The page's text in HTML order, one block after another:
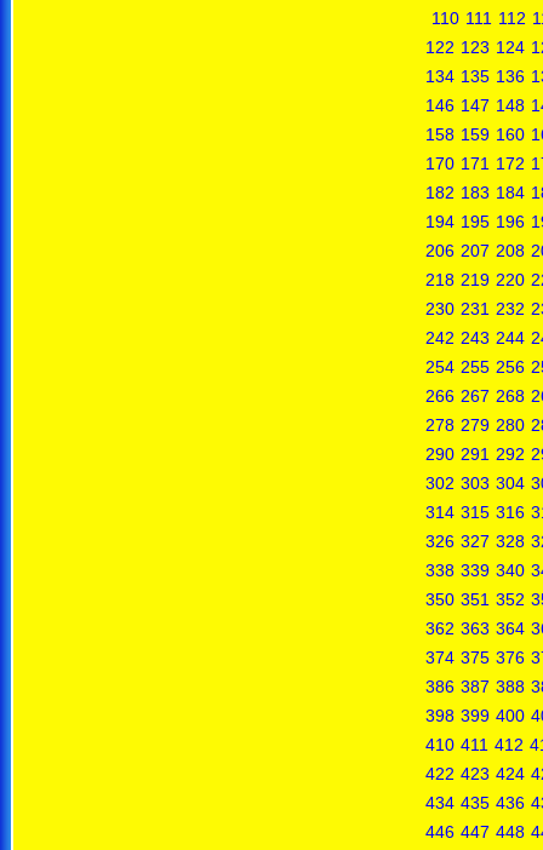
110 111 112
122 123 124
134 135 136
146 147 148
158 159 160
170 171 172
182 183 184
194 195 196
206 207 208
218 219 220
230 231 232
242 243 244
254 255 256
266 267 268
278 279 280
290 291 292
302 303 304
314 315 316
326 327 328
338 339 340
350 351 352
362 363 364
374 375 376
386 387 388
398 399 400
410 411 412
422 423 424
434 435 436
446 447 448